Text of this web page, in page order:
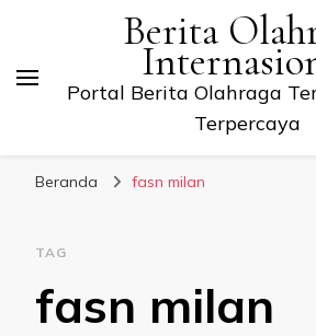
Berita
Portal Berita Olahraga
Terpercaya
Beranda fasn milan
TAG
fasn milan